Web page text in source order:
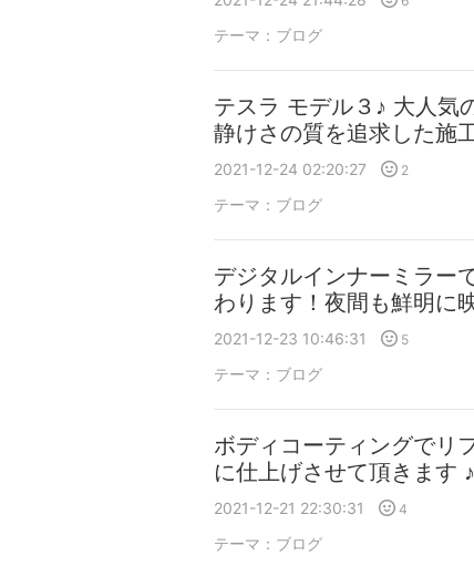
テーマ： ブログ
テスラ モデル３♪ 大人気
静けさの質を追求した施
2021-12-24 02:20:27 2
テーマ： ブログ
デジタルインナーミラー
わります！夜間も鮮明に
2021-12-23 10:46:31 5
テーマ： ブログ
ボディコーティングでリ
に仕上げさせて頂きます ♪
2021-12-21 22:30:31 4
テーマ： ブログ